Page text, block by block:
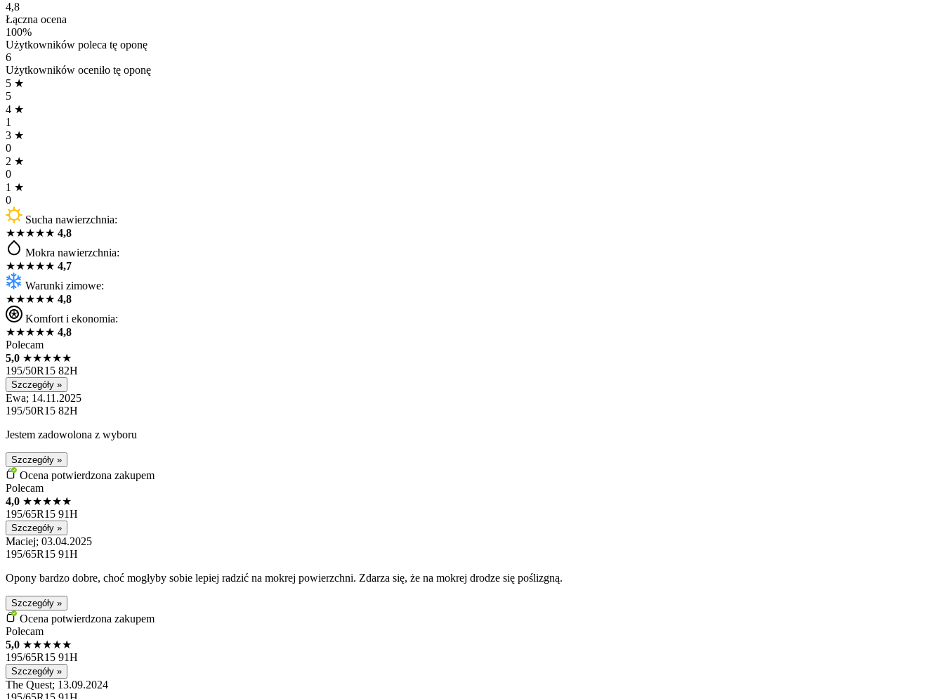
4,8
Łączna ocena
100%
Użytkowników poleca tę oponę
6
Użytkowników oceniło tę oponę
5 ★
5
4 ★
1
3 ★
0
2 ★
0
1 ★
0
Sucha nawierzchnia:
★★★★★ 4,8
Mokra nawierzchnia:
★★★★★ 4,7
Warunki zimowe:
★★★★★ 4,8
Komfort i ekonomia:
★★★★★ 4,8
Polecam
5,0 ★★★★★
195/50R15 82H
Szczegóły »
Ewa; 14.11.2025
195/50R15 82H
Jestem zadowolona z wyboru
Szczegóły »
Ocena potwierdzona zakupem
Polecam
4,0 ★★★★★
195/65R15 91H
Szczegóły »
Maciej; 03.04.2025
195/65R15 91H
Opony bardzo dobre, choć mogłyby sobie lepiej radzić na mokrej powierzchni. Zdarza się, że na mokrej drodze się poślizgną.
Szczegóły »
Ocena potwierdzona zakupem
Polecam
5,0 ★★★★★
195/65R15 91H
Szczegóły »
The Quest; 13.09.2024